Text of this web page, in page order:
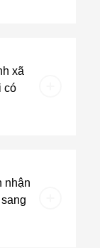
xã
có
nhận